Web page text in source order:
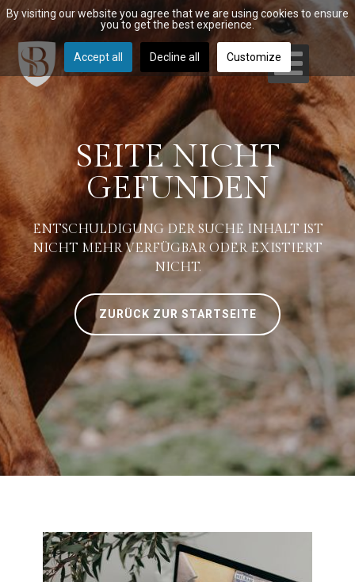
SEITE NICHT
GEFUNDEN
ENTSCHULDIGUNG DER SUCHE INHALT IST
NICHT MEHR VERFÜGBAR ODER EXISTIERT
NICHT.
ZURÜCK ZUR STARTSEITE
By visiting our website you agree that we are using cookies to ensure
you to get the best experience.
Accept all Decline all Customize